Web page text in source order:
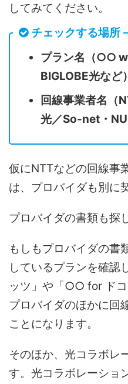
してみてください。
チェックする場所
プラン名（○○
BIGLOBE光など）
回線事業者名（
光／So-net・
仮にNTTなどの回線事
は、プロバイダも別に
プロバイダの書類も探
もしもプロバイダの書
しているプランを確
ッツ」や「○○ for ドコ
プロバイダのほかに回
ことになります。
そのほか、光コラボレ
す。光コラボレーショ